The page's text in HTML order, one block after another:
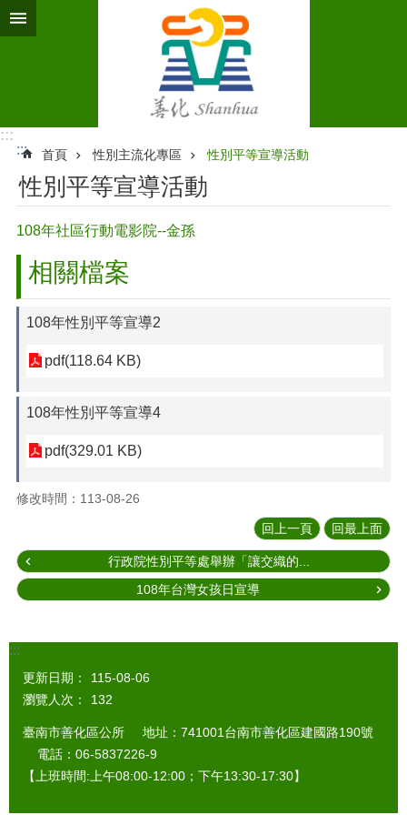
跳到主要內容區塊
:::
:::
首頁 性別主流化專區 性別平等宣導活動
性別平等宣導活動
108年社區行動電影院--金孫
相關檔案
108年性別平等宣導2
pdf(118.64 KB)
108年性別平等宣導4
pdf(329.01 KB)
修改時間：113-08-26
回上一頁 回最上面
行政院性別平等處舉辦「讓交織的...
108年台灣女孩日宣導
:::
更新日期：
115-08-06
瀏覽人次：
132
臺南市善化區公所 地址：741001台南市善化區建國路190號
電話：06-5837226-9
【上班時間:上午08:00-12:00；下午13:30-17:30】